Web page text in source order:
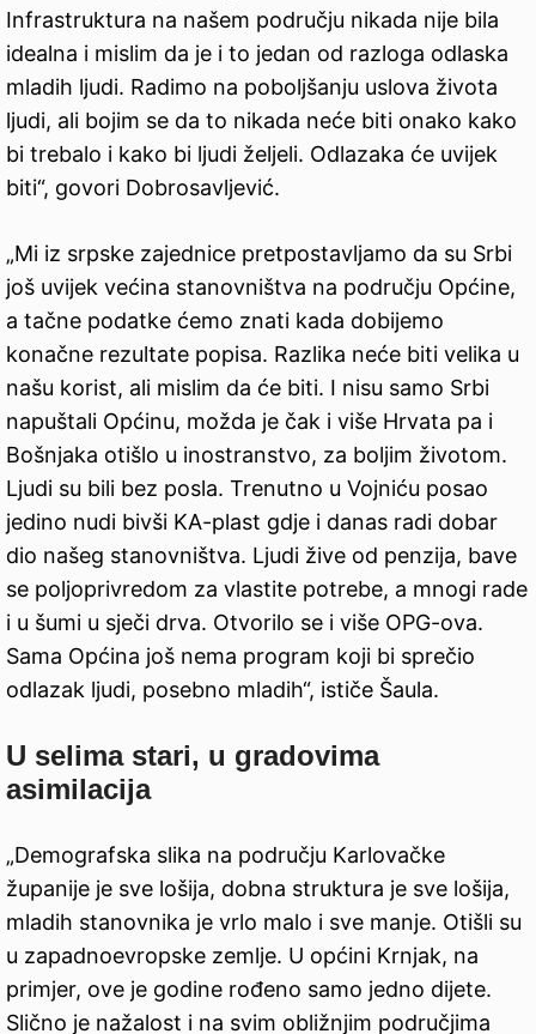
Infrastruktura na našem području nikada nije bila
idealna i mislim da je i to jedan od razloga odlaska
mladih ljudi. Radimo na poboljšanju uslova života
ljudi, ali bojim se da to nikada neće biti onako kako
bi trebalo i kako bi ljudi željeli. Odlazaka će uvijek
biti“, govori Dobrosavljević.
„Mi iz srpske zajednice pretpostavljamo da su Srbi
još uvijek većina stanovništva na području Općine,
a tačne podatke ćemo znati kada dobijemo
konačne rezultate popisa. Razlika neće biti velika u
našu korist, ali mislim da će biti. I nisu samo Srbi
napuštali Općinu, možda je čak i više Hrvata pa i
Bošnjaka otišlo u inostranstvo, za boljim životom.
Ljudi su bili bez posla. Trenutno u Vojniću posao
jedino nudi bivši KA-plast gdje i danas radi dobar
dio našeg stanovništva. Ljudi žive od penzija, bave
se poljoprivredom za vlastite potrebe, a mnogi rade
i u šumi u sječi drva. Otvorilo se i više OPG-ova.
Sama Općina još nema program koji bi sprečio
odlazak ljudi, posebno mladih“, ističe Šaula.
U selima stari, u gradovima
asimilacija
„Demografska slika na području Karlovačke
županije je sve lošija, dobna struktura je sve lošija,
mladih stanovnika je vrlo malo i sve manje. Otišli su
u zapadnoevropske zemlje. U općini Krnjak, na
primjer, ove je godine rođeno samo jedno dijete.
Slično je nažalost i na svim obližnjim područjima